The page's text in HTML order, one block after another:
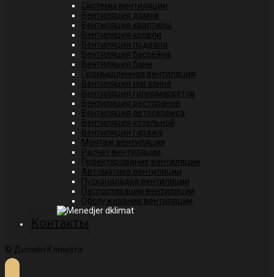
Системы вентиляции
Вентиляция домов
Вентиляция квартиры
Вентиляция кровли
Вентиляция подвала
Вентиляция бассейна
Вентиляция бани
Промышленная вентиляция
Вентиляция магазина
Вентиляция гипермаркетов
Вентиляция ресторанов
Вентиляция автосервиса
Вентиляция котельной
Вентиляция гаража
Монтаж вентиляции
Расчет вентиляции
Проектирование вентиляции
Автоматика вентиляции
Пусконаладка вентиляции
Паспортизация вентиляции
Обслуживание вентиляции
Контакты
© Дизайн Климата